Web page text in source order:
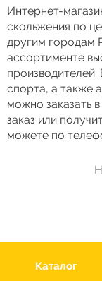
Интернет-
скольжения по
другим городам
ассортименте
спорта, а также
можно заказать
заказ или
можете по
Каталог